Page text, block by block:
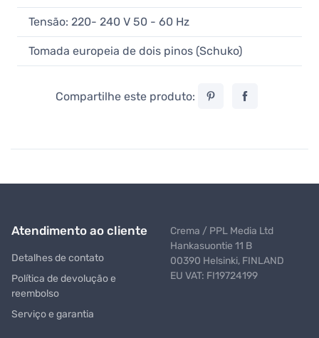
Tensão: 220- 240 V 50 - 60 Hz
Tomada europeia de dois pinos (Schuko)
Compartilhe este produto:
Atendimento ao cliente
Detalhes de contato
Política de devolução e
reembolso
Serviço e garantia
Crema / PPL Media Ltd
Hankasuontie 11 B
00390 Helsinki, FINLAND
EU VAT: FI19724199